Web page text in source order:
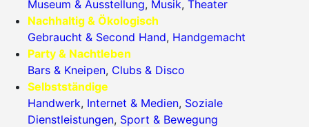
Museum & Ausstellung, Musik, Theater
Nachhaltig & Ökologisch
Gebraucht & Second Hand, Handgemacht
Party & Nachtleben
Bars & Kneipen, Clubs & Disco
Selbstständige
Handwerk, Internet & Medien, Soziale
Dienstleistungen, Sport & Bewegung